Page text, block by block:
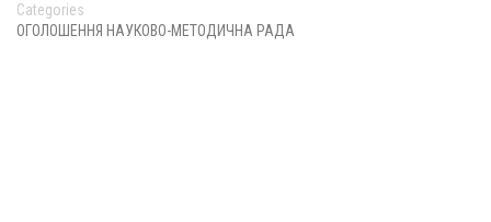
Categories
ОГОЛОШЕННЯ НАУКОВО-МЕТОДИЧНА РАДА